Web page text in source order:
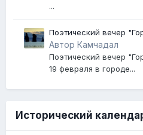
...
Поэтический вечер
Автор Камчадал
Поэтический вечер
19 февраля в городе...
Исторический